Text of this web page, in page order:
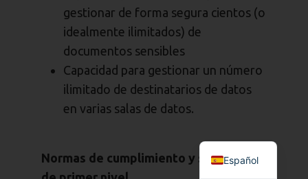
gestionar de forma segura cientos (o
idealmente ilimitados) de
documentos sensibles
Capacidad para gestionar un número
ilimitado de destinatarios de datos
en varias salas de datos.
Normas de cumplimiento y seguridad
Español